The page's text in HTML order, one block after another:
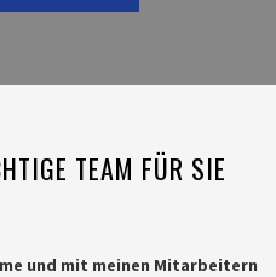
TEAM FÜR SIE
und mit meinen Mitarbeitern